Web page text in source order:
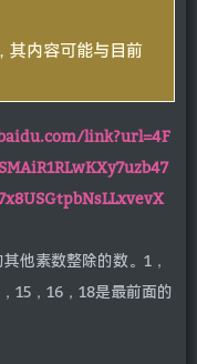
其内容可能与目前
link?url=4F
他素数整除的数。1，
15，16，18是最前面的